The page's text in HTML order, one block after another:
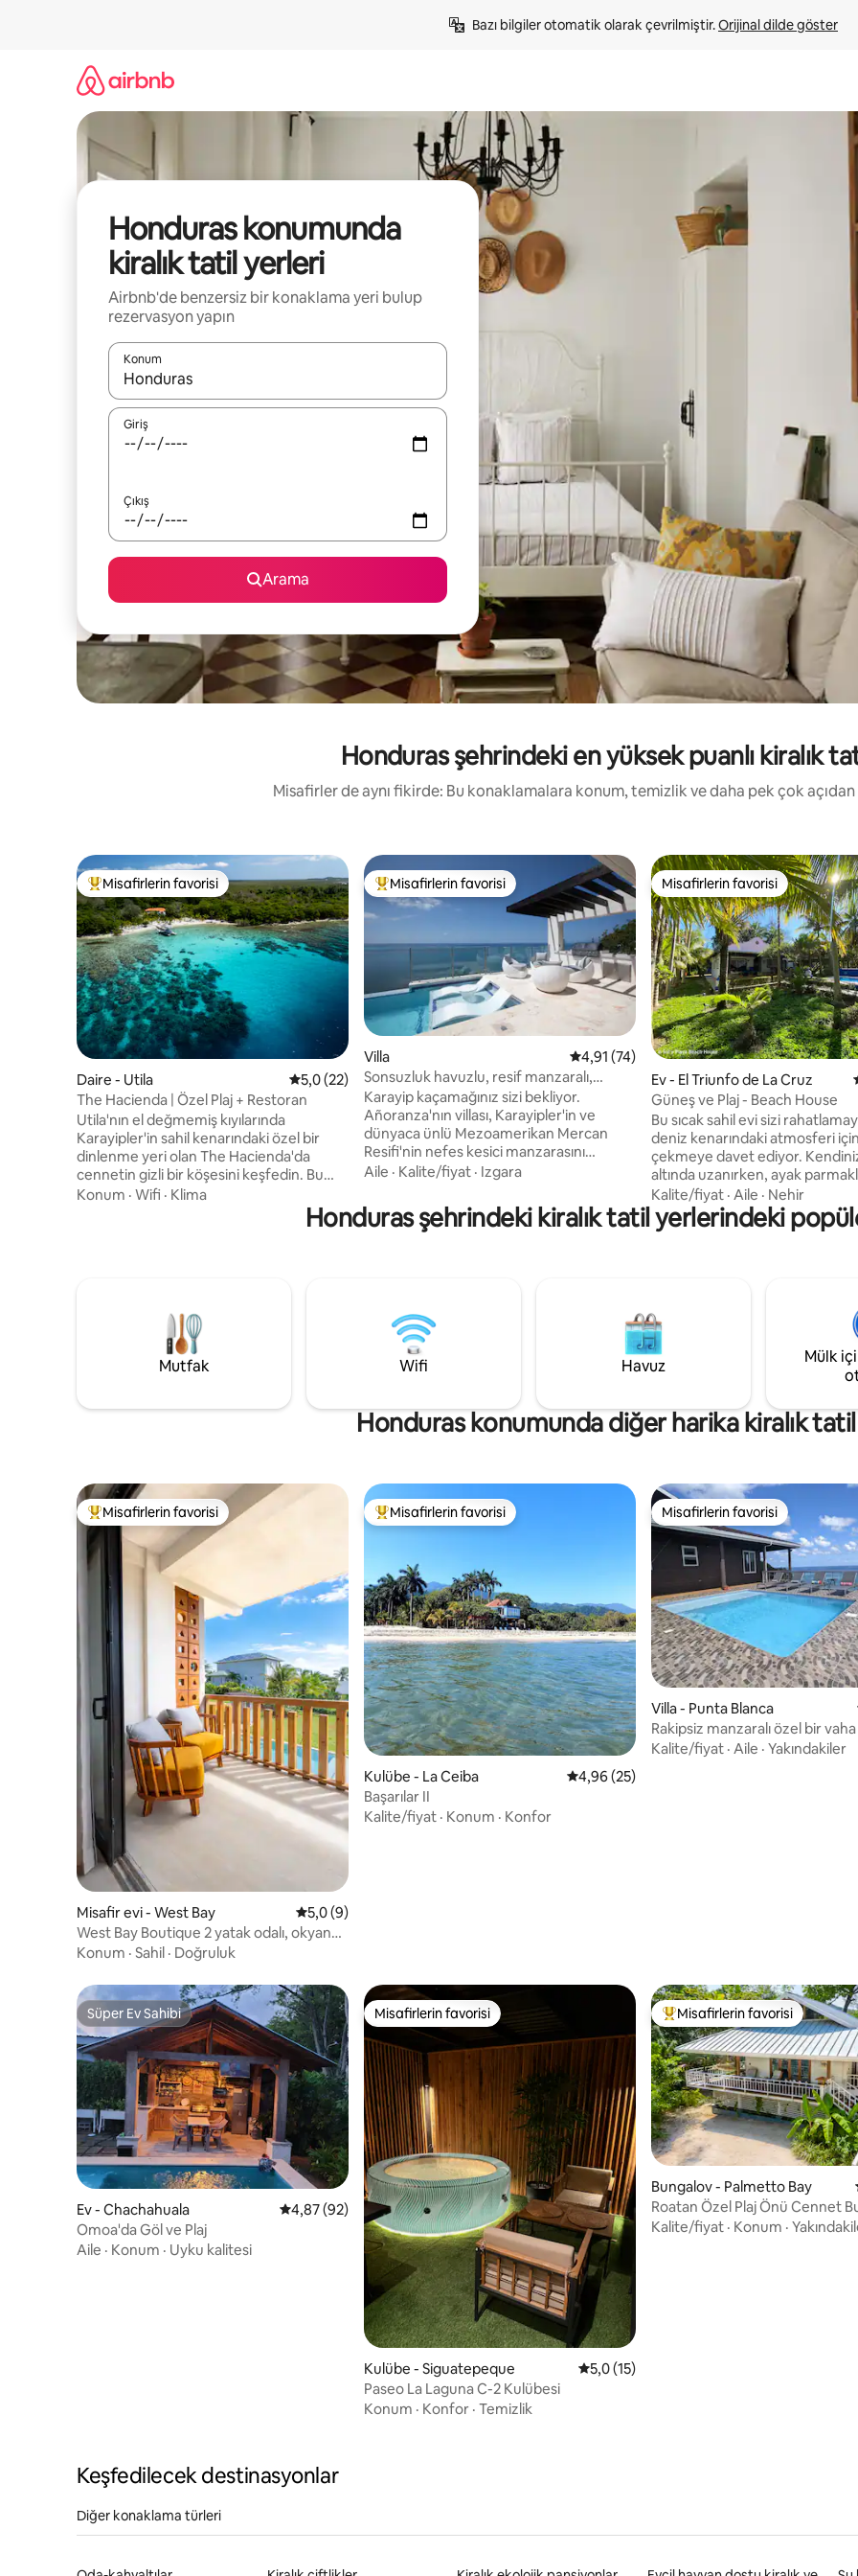
Bazı bilgiler otomatik olarak çevrilmiştir. Orijinal dilde göster
Honduras konumunda
kiralık tatil yerleri
Airbnb'de benzersiz bir konaklama yeri bulup
rezervasyon yapın
Konum
Sonuçlar kullanılabilir olduğunda yukarı ve aşağı oklarıyla gezinin veya dokunarak ya da kaydırma hareketleriyle keşfedin.
Giriş
Çıkış
Arama
Honduras şehrindeki en yüksek puanlı kiralık
Misafirler de aynı fikirde: Bu konaklamalara konum, temizlik ve daha pek çok
Misafirlerin favorilerinden en beğenilenler arasında
Misafirlerin favorisi
Daire - Utila 5 üzerinden ortalama 5,0 puan, 22 değerlendirme
5,0 (22)
The Hacienda | Özel Plaj + Restoran
Utila'nın el değmemiş kıyılarında
Karayipler'in sahil kenarındaki özel bir
dinlenme yeri olan The Hacienda'da
cennetin gizli bir köşesini keşfedin. Bu
özel vaha, kişiselleştirilmiş konukseverliği,
arayan uzaktan çalışan bir profesyonel
olun, ister sadece rahatlamak isteyin, The
Hacienda macera, dinlenme ve ada
misafirperverliği sunar.
Konum · Wifi · Klima
Misafirlerin favorilerinden en beğenilenler arasında
Misafirlerin favorisi
Villa 5 üzerinden ortalama 4,91 puan, 74
4,91 (74)
Sonsuzluk havuzlu, resif manzaralı,
okyanus kenarındaki villa
Karayip kaçamağınız sizi bekliyor.
Añoranza'nın villası, Karayipler'in ve
dünyaca ünlü Mezoamerikan Mercan
Resifi'nin nefes kesici manzarasını
sergilemek için özenle tasarlanmış,
Villada her birinde king boy yatak ve
ebeveyn banyosu bulunan iki adet geniş
Unutulmaz bir manzaranın önünde yer
alan özel sonsuzluk havuzunun keyfini
çıkarmak için oturma odasının hemen
dışına çıkın.
Aile · Kalite/fiyat · Izgara
Misafirlerin favorisi
Misafirlerin favorisi
Ev - El Triunfo de La Cruz
Güneş ve Plaj - Beach House
Bu sıcak sahil evi sizi
deniz kenarındaki atmosferi
çekmeye davet ediyor.
altında uzanırken, ayak
arasındaki yumuşak kumu
ve dalgaların yatıştırıcı sesini
hayal edin. Bu büyüleyici ev, tam
olan tüm modern konforu
havuz kenarında tembel günler
ister denizde heyecan verici
yaşamak isteyin, bu sahil
hitap ediyor.
Kalite/fiyat · Aile · Nehir
Honduras şehrindeki kiralık tatil yerlerindeki
Mutfak Wifi Havuz
Mülk
Honduras konumunda diğer harika kiralık
Misafirlerin favorilerinden en beğenilenler arasında
Misafirlerin favorisi
Misafir evi - West Bay 5 üzerinden ortalama 5,0 puan, 9 değerlendirme
5,0 (9)
West Bay Boutique 2 yatak odalı, okyanus
manzaralı, gün batımlı ve havuzlu
Konum · Sahil · Doğruluk
Misafirlerin favorilerinden en beğenilenler arasında
Misafirlerin favorisi
Kulübe - La Ceiba 5 üzerinden ortalama 4,96 puan, 25
4,96 (25)
Başarılar II
Kalite/fiyat · Konum · Konfor
Misafirlerin favorisi
Misafirlerin favorisi
Villa - Punta Blanca
Rakipsiz manzaralı özel bir vaha
Kalite/fiyat · Aile · Yakındakiler
Süper Ev Sahibi
Süper Ev Sahibi
Ev - Chachahuala 5 üzerinden ortalama 4,87 puan, 92 değerlendirme
4,87 (92)
Omoa'da Göl ve Plaj
Aile · Konum · Uyku kalitesi
Misafirlerin favorisi
Misafirlerin favorisi
Kulübe - Siguatepeque 5 üzerinden ortalama 5,0 puan, 15
5,0 (15)
Paseo La Laguna C-2 Kulübesi
Konum · Konfor · Temizlik
Misafirlerin favorilerinden en
Misafirlerin favorisi
Bungalov - Palmetto Bay
Roatan Özel Plaj Önü Cennet
Klima
Kalite/fiyat · Konum ·
Keşfedilecek destinasyonlar
Diğer konaklama türleri